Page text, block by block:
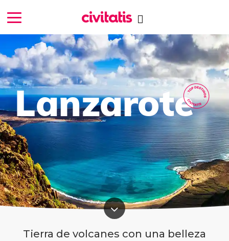
Lanzarote
Tierra de volcanes con una belleza